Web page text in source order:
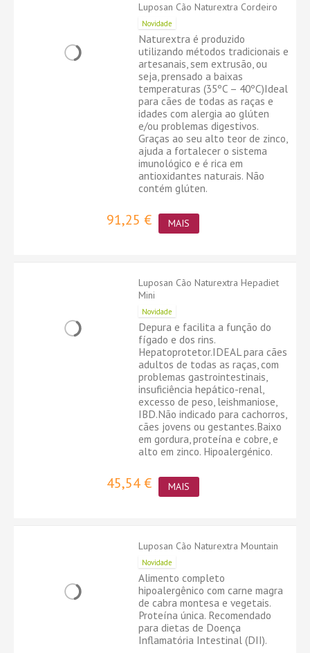
Luposan Cão Naturextra Cordeiro
Novidade
Naturextra é produzido
utilizando métodos tradicionais e
artesanais, sem extrusão, ou
seja, prensado a baixas
temperaturas (35ºC – 40ºC)Ideal
para cães de todas as raças e
idades com alergia ao glúten
e/ou problemas digestivos.
Graças ao seu alto teor de zinco,
ajuda a fortalecer o sistema
imunológico e é rica em
antioxidantes naturais. Não
contém glúten.
91,25 € MAIS
Luposan Cão Naturextra Hepadiet
Mini
Novidade
Depura e facilita a função do
fígado e dos rins.
Hepatoprotetor.IDEAL para cães
adultos de todas as raças, com
problemas gastrointestinais,
insuficiência hepático-renal,
excesso de peso, leishmaniose,
IBD.Não indicado para cachorros,
cães jovens ou gestantes.Baixo
em gordura, proteína e cobre, e
alto em zinco. Hipoalergénico.
45,54 € MAIS
Luposan Cão Naturextra Mountain
Novidade
Alimento completo
hipoalergênico com carne magra
de cabra montesa e vegetais.
Proteína única. Recomendado
para dietas de Doença
Inflamatória Intestinal (DII).